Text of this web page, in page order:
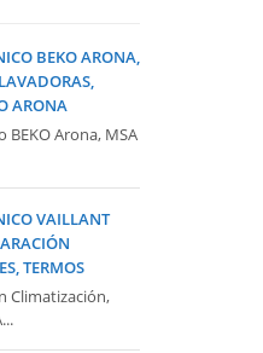
BEKO ARONA,
ARONA
BEKO Arona, MSA
VAILLANT
TERMOS
Climatización,